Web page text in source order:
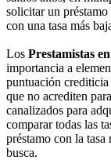
solicitar un
con una tasa más
Los Prestamistas
importancia a
puntuación
que no acrediten
canalizados para
comparar todas las
préstamo con la tasa
busca.